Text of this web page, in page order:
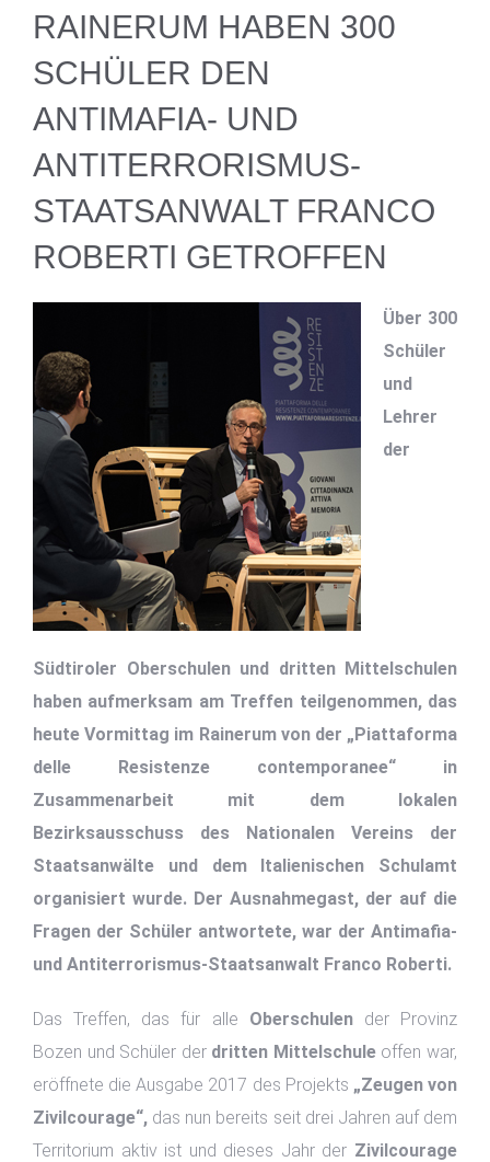
RAINERUM HABEN 300
SCHÜLER DEN
ANTIMAFIA- UND
ANTITERRORISMUS-
STAATSANWALT FRANCO
ROBERTI GETROFFEN
Über 300
Schüler
und
Lehrer
der
Südtiroler Oberschulen und dritten Mittelschulen
haben aufmerksam am Treffen teilgenommen, das
heute Vormittag im Rainerum von der „Piattaforma
delle Resistenze contemporanee“ in
Zusammenarbeit mit dem lokalen
Bezirksausschuss des Nationalen Vereins der
Staatsanwälte und dem Italienischen Schulamt
organisiert wurde. Der Ausnahmegast, der auf die
Fragen der Schüler antwortete, war der Antimafia-
und Antiterrorismus-Staatsanwalt Franco Roberti.
Das Treffen, das für alle Oberschulender Provinz
Bozen und Schüler der dritten Mittelschuleoffen war,
eröffnete die Ausgabe 2017 des Projekts „Zeugen von
Zivilcourage“, das nun bereits seit drei Jahren auf dem
Territorium aktiv ist und dieses Jahr der Zivilcourage